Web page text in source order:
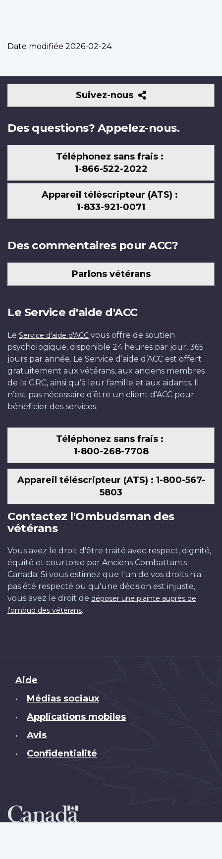
Date modifiée 2026-02-24
Suivez-nous
Suivez-
nous
Des questions? Appelez-nous.
Téléphonez sans frais :
1-866-522-2022
Appareil téléscripteur (ATS) :
1-833-921-0071
Des commentaires pour ACC?
Parlons vétérans
Le Service d'aide d'ACC
Le Service d'aide d'ACC vous offre de soutien
psychologique, disponible 24 heures par jour, 365
jours par année. Le Service d’aide d’ACC est offert
gratuitement aux vétérans, aux anciens membres
de la GRC, ainsi qu’à leur famille et aux aidants. Il
n’est pas nécessaire d’être un client d’ACC pour
bénéficier des services.
Téléphonez sans frais :
1-800-268-7708
Appareil téléscripteur (ATS) : 1-800-567-
5803
Contactez l'Ombudsman des
vétérans
Vous avez le droit d'être traité avec respect, dignité,
équité et courtoisie par Anciens Combattants
Canada. Si vous estimez que l'un de vos droits n'a
pas été respecté ou qu'une décision est injuste,
vous avez le droit de déposer une plainte auprès de
l'ombud des vétérans.
Brand
Aide
• Médias sociaux
• Applications mobiles
• Avis
• Confidentialité